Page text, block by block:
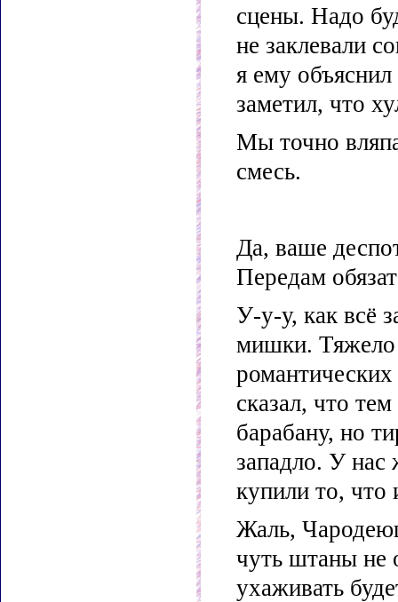
сцены. Надо
не заклевали
я ему
заметил, что
Мы точно
смесь.
Да, ваше
Передам
У-у-у, как всё
мишки. Тяжело
сказал, что
барабану, но
западло. У нас
купили то, что
Жаль,
чуть штаны не
ухаживать